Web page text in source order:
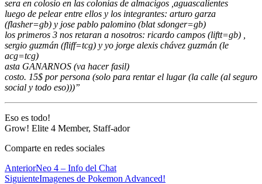
sera en colosio en las colonias de almacigos ,aguascalientes
luego de pelear entre ellos y los integrantes: arturo garza
(flasher=gb) y jose pablo palomino (blat sdonger=gb)
los primeros 3 nos retaran a nosotros: ricardo campos (liftt=gb) ,
sergio guzmán (fliff=tcg) y yo jorge alexis chávez guzmán (le
acg=tcg)
asta GANARNOS (va hacer fasil)
costo. 15$ por persona (solo para rentar el lugar (la calle (al seguro
social y todo eso)))”
Eso es todo!
Grow! Elite 4 Member, Staff-ador
Comparte en redes sociales
AnteriorNeo 4 – Info del Chat
SiguienteImagenes de Pokemon Advanced!